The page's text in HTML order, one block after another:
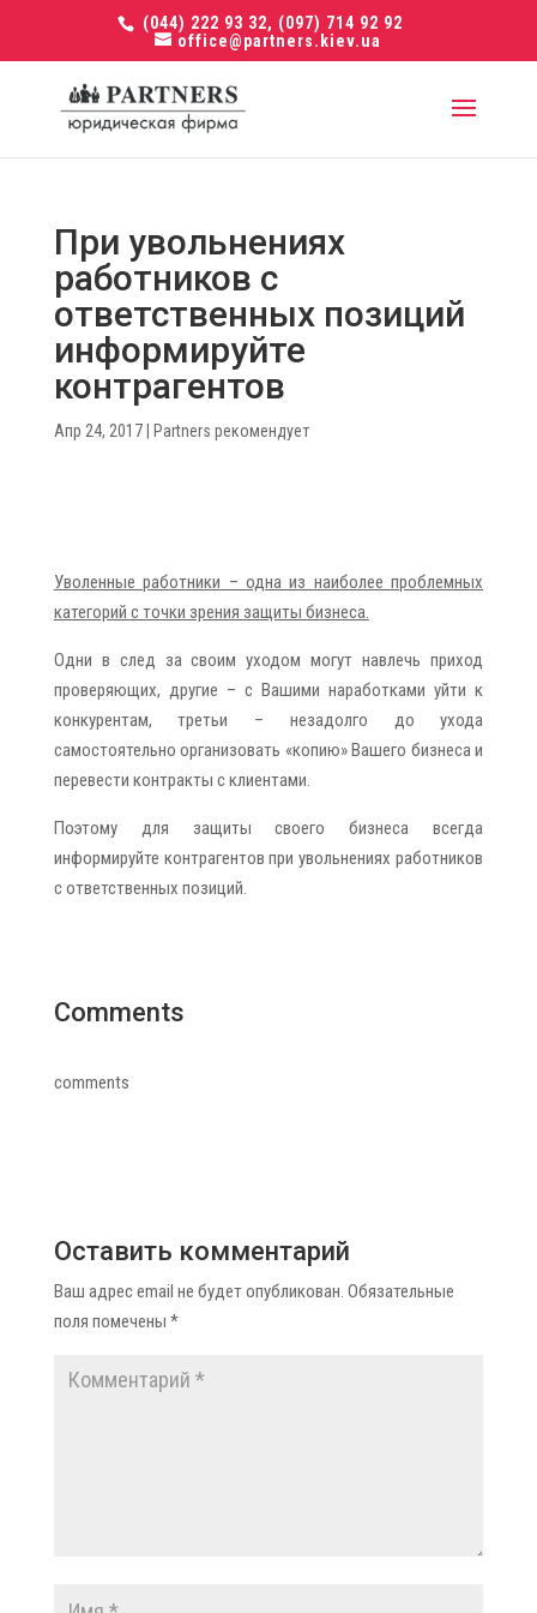
(044) 222 93 32, (097) 714 92 92
office@partners.kiev.ua
При увольнениях
работников с
ответственных позиций
информируйте
контрагентов
Апр 24, 2017| Partners рекомендует
Уволенные работники – одна из наиболее проблемных
категорий с точки зрения защиты бизнеса.
Одни в след за своим уходом могут навлечь приход
проверяющих, другие – с Вашими наработками уйти к
конкурентам, третьи – незадолго до ухода
самостоятельно организовать «копию» Вашего бизнеса и
перевести контракты с клиентами.
Поэтому для защиты своего бизнеса всегда
информируйте контрагентов при увольнениях работников
с ответственных позиций.
Comments
comments
Оставить комментарий
Ваш адрес email не будет опубликован. Обязательные
поля помечены *